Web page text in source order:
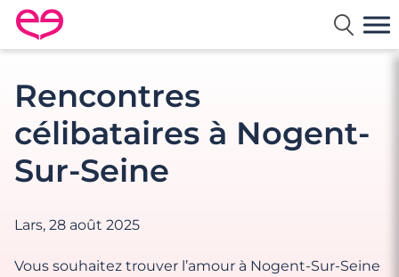
Rencontre en France avec Meetic
Rencontres
célibataires à Nogent-
Sur-Seine
Lars, 28 août 2025
Vous souhaitez trouver l’amour à Nogent-Sur-Seine